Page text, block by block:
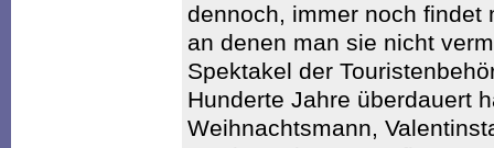
dennoch, immer noch findet
an denen man sie nicht
Spektakel der
Hunderte Jahre überdauert
Weihnachtsmann,